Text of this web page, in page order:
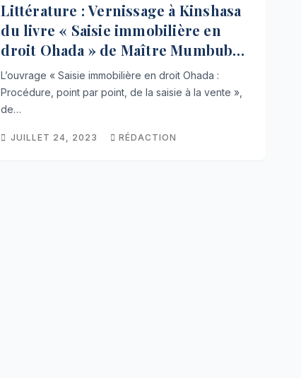
Littérature : Vernissage à Kinshasa
du livre « Saisie immobilière en
droit Ohada » de Maître Mumbuba
Ndala Patrick
L’ouvrage « Saisie immobilière en droit Ohada :
Procédure, point par point, de la saisie à la vente »,
de…
JUILLET 24, 2023 RÉDACTION